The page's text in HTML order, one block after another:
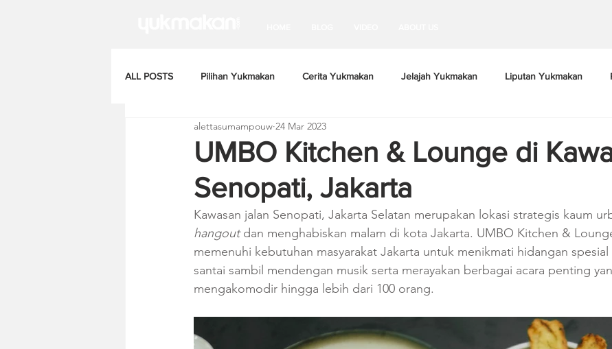
ALL POSTS Pilihan Yukmakan Cerita Yukmakan Jelajah Yukmakan Liputan Yukmakan
UMBO Kitchen & Lounge di
Senopati, Jakarta
alettasumampouw 24 Mar 2023
Kawasan jalan Senopati, Jakarta Selatan merupakan lokasi strategis kaum
hangout dan menghabiskan malam di kota Jakarta. UMBO Kitchen &
memenuhi kebutuhan masyarakat Jakarta untuk menikmati hidangan spesial
santai sambil mendengan musik serta merayakan berbagai acara penting
mengakomodir hingga lebih dari 100 orang.